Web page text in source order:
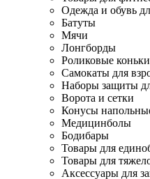
Одежда и обувь
Батуты
Мячи
Лонгборды
Роликовые коньки
Самокаты для
Наборы защиты
Ворота и сетки
Конусы
Медицинболы
Бодибары
Товары для
Товары для
Аксессуары для